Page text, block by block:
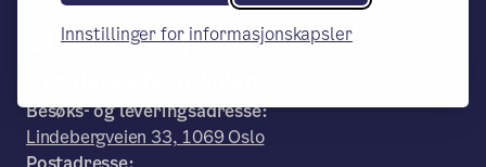
Innstillinger for informasjonskapsler
Lindeberg skole
Besøks- og leveringsadresse:
Lindebergveien 33, 1069 Oslo